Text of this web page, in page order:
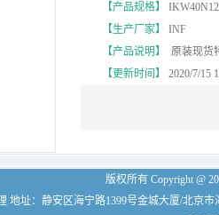
【产品规格】
【生产厂家】
INF
【产品说明】
原装现货
【更新时间】
2020/7/15
版权所有 Copyright @
地址：静安区海宁路1399号金城大厦/北京